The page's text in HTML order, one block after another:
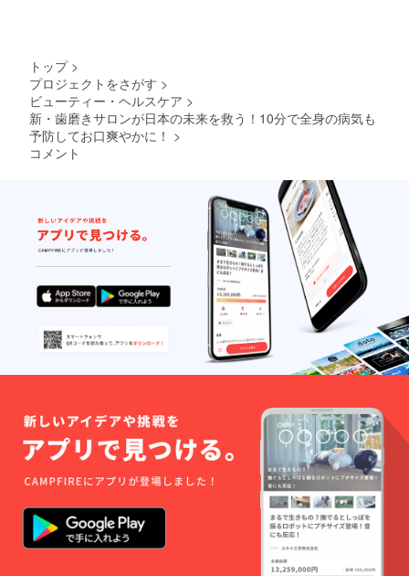
を保
ち、医
めに、
非常に
有効な
手立て
となり
ます。
それ以
上の規
模の法
人様も
承りま
す。 上
記の
コース
合わせ
て頂
き、ご
購入を
お願い
いたし
ます。
drhapp
y@dent
se.co.jp
トップ >
プロジェクトをさがす >
ビューティー・ヘルスケア >
新・歯磨きサロンが日本の未来を救う！10分で全身の病気も
予防してお口爽やかに！ >
コメント